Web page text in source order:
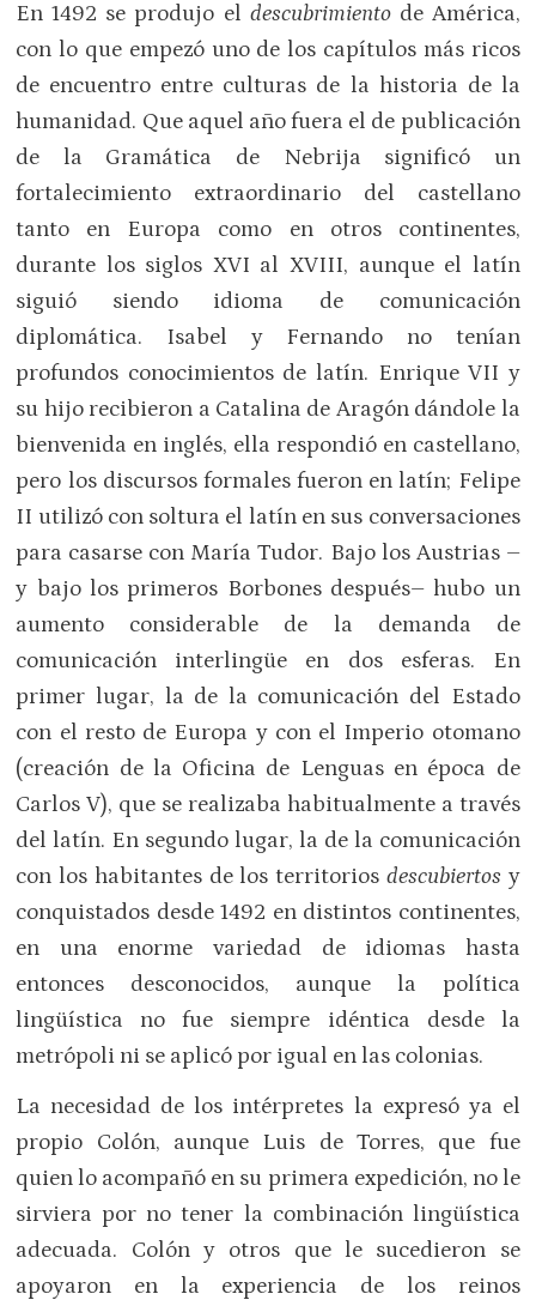
En 1492 se produjo el descubrimientode América,
con lo que empezó uno de los capítulos más ricos
de encuentro entre culturas de la historia de la
humanidad. Que aquel año fuera el de publicación
de la Gramática de Nebrija significó un
fortalecimiento extraordinario del castellano
tanto en Europa como en otros continentes,
durante los siglos XVI al XVIII, aunque el latín
siguió siendo idioma de comunicación
diplomática. Isabel y Fernando no tenían
profundos conocimientos de latín. Enrique VII y
su hijo recibieron a Catalina de Aragón dándole la
bienvenida en inglés, ella respondió en castellano,
pero los discursos formales fueron en latín; Felipe
II utilizó con soltura el latín en sus conversaciones
para casarse con María Tudor. Bajo los Austrias –
y bajo los primeros Borbones después– hubo un
aumento considerable de la demanda de
comunicación interlingüe en dos esferas. En
primer lugar, la de la comunicación del Estado
con el resto de Europa y con el Imperio otomano
(creación de la Oficina de Lenguas en época de
Carlos V), que se realizaba habitualmente a través
del latín. En segundo lugar, la de la comunicación
con los habitantes de los territorios descubiertos y
conquistados desde 1492 en distintos continentes,
en una enorme variedad de idiomas hasta
entonces desconocidos, aunque la política
lingüística no fue siempre idéntica desde la
metrópoli ni se aplicó por igual en las colonias.
La necesidad de los intérpretes la expresó ya el
propio Colón, aunque Luis de Torres, que fue
quien lo acompañó en su primera expedición, no le
sirviera por no tener la combinación lingüística
adecuada. Colón y otros que le sucedieron se
apoyaron en la experiencia de los reinos